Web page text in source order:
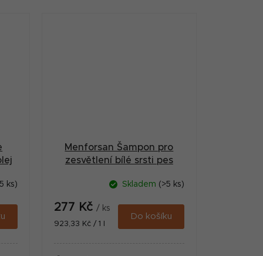
ks)
Menforsan Šampon pro
zesvětlení bílé srsti pes
Skladem (>5 ks)
277 Kč / ks
Měrná
923,33 Kč / 1 l
Do košíku